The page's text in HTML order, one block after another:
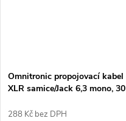
Omnitronic propojovací kabel
XLR samice/Jack 6,3 mono, 30
288 Kč bez DPH